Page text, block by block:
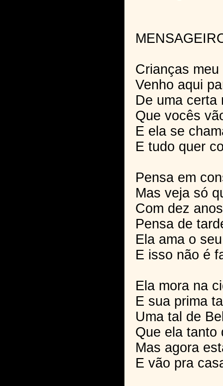
Crianças
Venho aqui
De uma certa
Que vocês
E ela se
E tudo quer
Pensa em
Mas veja só
Com dez
Pensa de
Ela ama o
E isso não é
Ela mora na
E sua prima
Uma tal de
Que ela tanto
Mas agora
E vão pra